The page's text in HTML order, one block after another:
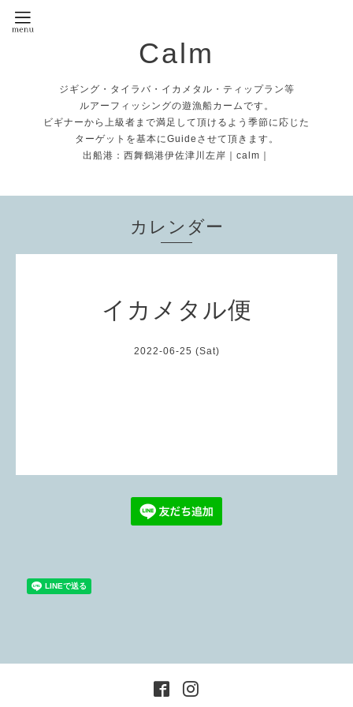
Calm
ジギング・タイラバ・イカメタル・ティップラン等
ルアーフィッシングの遊漁船カームです。
ビギナーから上級者まで満足して頂けるよう季節に応じた
ターゲットを基本にGuideさせて頂きます。
出船港：西舞鶴港伊佐津川左岸｜calm｜
カレンダー
イカメタル便
2022-06-25 (Sat)